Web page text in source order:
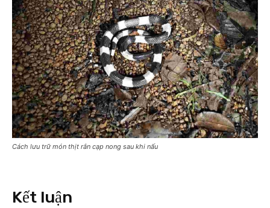
Cách lưu trữ món thịt rắn cạp nong sau khi nấu
Kết luận